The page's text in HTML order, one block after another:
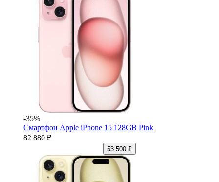
-35%
Смартфон Apple iPhone 15 128GB Pink
82 880 ₽
53 500 ₽